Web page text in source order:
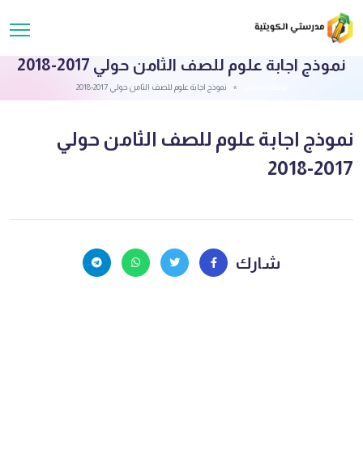
نموذج اجابة علوم للصف الثامن حولي 2017-2018
نموذج اجابة علوم للصف الثامن حولي 2017-2018
نموذج اجابة علوم للصف الثامن حولي
2017-2018
شارك